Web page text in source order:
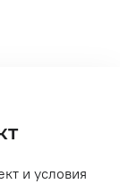
и условия